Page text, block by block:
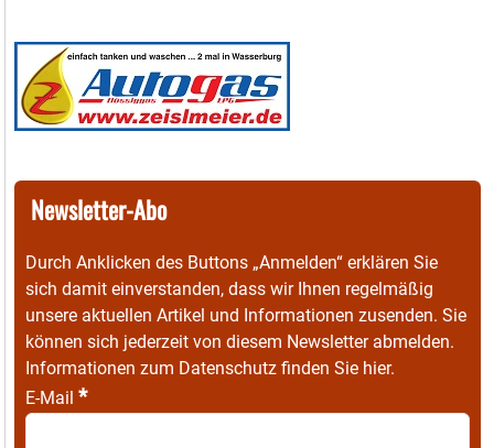
Newsletter-Abo
Durch Anklicken des Buttons „Anmelden“ erklären Sie
sich damit einverstanden, dass wir Ihnen regelmäßig
unsere aktuellen Artikel und Informationen zusenden. Sie
können sich jederzeit von diesem Newsletter abmelden.
Informationen zum Datenschutz finden Sie hier.
E-Mail *